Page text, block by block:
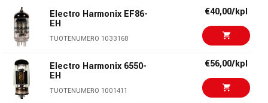
TUOTENUMERO 1005630
Electro Harmonix EL34-
EH
TUOTENUMERO 1001407
€47,00/kpl
Sovtek 6550WE €78,00/kpl
Electro Harmonix EF86-
EH
TUOTENUMERO 1033168
€40,00/kpl
Electro Harmonix 6550-
EH
TUOTENUMERO 1001411
€56,00/kpl